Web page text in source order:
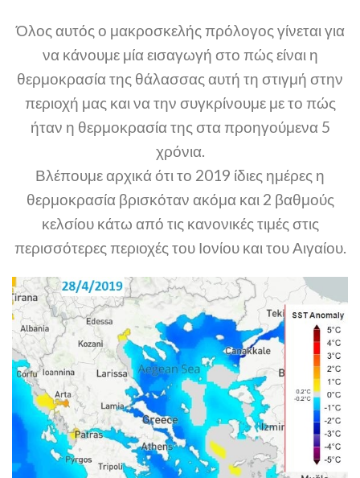
Όλος αυτός ο μακροσκελής πρόλογος γίνεται για
να κάνουμε μία εισαγωγή στο πώς είναι η
θερμοκρασία της θάλασσας αυτή τη στιγμή στην
περιοχή μας και να την συγκρίνουμε με το πώς
ήταν η θερμοκρασία της στα προηγούμενα 5
χρόνια.
Βλέπουμε αρχικά ότι το 2019 ίδιες ημέρες η
θερμοκρασία βρισκόταν ακόμα και 2 βαθμούς
κελσίου κάτω από τις κανονικές τιμές στις
περισσότερες περιοχές του Ιονίου και του Αιγαίου.